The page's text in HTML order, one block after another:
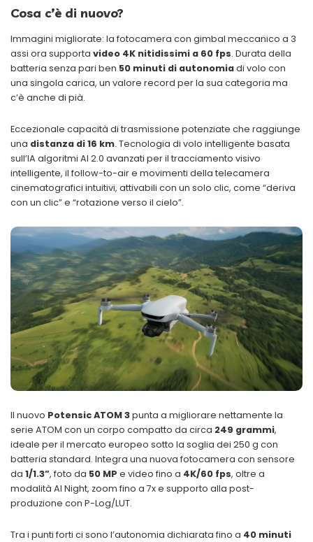
Cosa c’è di nuovo?
Immagini migliorate: la fotocamera con gimbal meccanico a 3
assi ora supporta video 4K nitidissimi a 60 fps. Durata della
batteria senza pari ben 50 minuti di autonomiadi volo con
una singola carica, un valore record per la sua categoria ma
c’è anche di pià.
Eccezionale capacità di trasmissione potenziate che raggiunge
una distanza di 16 km. Tecnologia di volo intelligente basata
sull’IA algoritmi AI 2.0 avanzati per il tracciamento visivo
intelligente, il follow-to-air e movimenti della telecamera
cinematografici intuitivi, attivabili con un solo clic, come “deriva
con un clic” e “rotazione verso il cielo”.
Il nuovo Potensic ATOM 3punta a migliorare nettamente la
serie ATOM con un corpo compatto da circa 249 grammi,
ideale per il mercato europeo sotto la soglia dei 250 g con
batteria standard. Integra una nuova fotocamera con sensore
da 1/1.3”, foto da 50 MP e video fino a 4K/60 fps, oltre a
modalità AI Night, zoom fino a 7x e supporto alla post-
produzione con P-Log/LUT.
Tra i punti forti ci sono l’autonomia dichiarata fino a 40 minuti